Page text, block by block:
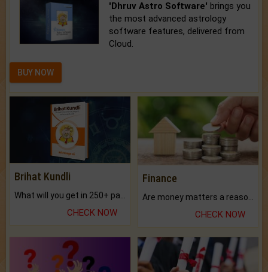
'Dhruv Astro Software' brings you
the most advanced astrology
software features, delivered from
Cloud.
BUY NOW
Brihat Kundli
CHECK NOW
Finance
CHECK NOW